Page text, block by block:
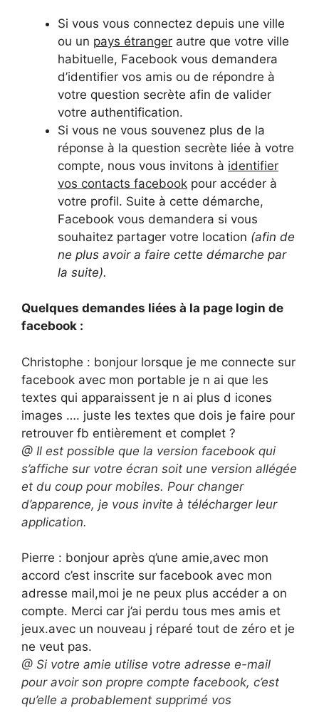
Si vous vous connectez depuis une ville
ou un pays étranger autre que votre ville
habituelle, Facebook vous demandera
d’identifier vos amis ou de répondre à
votre question secrète afin de valider
votre authentification.
Si vous ne vous souvenez plus de la
réponse à la question secrète liée à votre
compte, nous vous invitons à identifier
vos contacts facebook pour accéder à
votre profil. Suite à cette démarche,
Facebook vous demandera si vous
souhaitez partager votre location (afin de
ne plus avoir a faire cette démarche par
la suite).
Quelques demandes liées à la page login de
facebook :
Christophe : bonjour lorsque je me connecte sur
facebook avec mon portable je n ai que les
textes qui apparaissent je n ai plus d icones
images …. juste les textes que dois je faire pour
retrouver fb entièrement et complet ?
@ Il est possible que la version facebook qui
s’affiche sur votre écran soit une version allégée
et du coup pour mobiles. Pour changer
d’apparence, je vous invite à télécharger leur
application.
Pierre : bonjour après q’une amie,avec mon
accord c’est inscrite sur facebook avec mon
adresse mail,moi je ne peux plus accéder a on
compte. Merci car j’ai perdu tous mes amis et
jeux.avec un nouveau j réparé tout de zéro et je
ne veut pas.
@ Si votre amie utilise votre adresse e-mail
pour avoir son propre compte facebook, c’est
qu’elle a probablement supprimé vos